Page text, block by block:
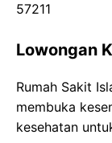
57211
Lowongan
Rumah Sakit
membuka
kesehatan